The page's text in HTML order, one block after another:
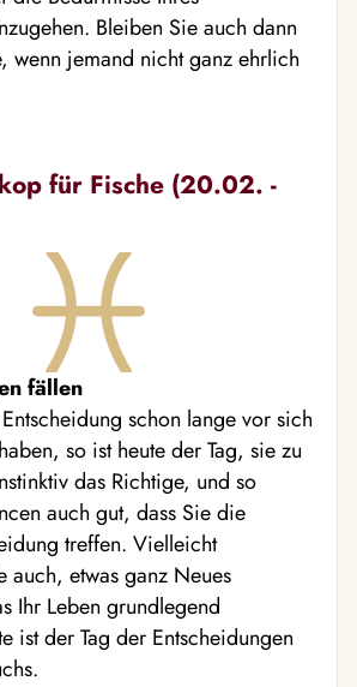
Bleiben Sie auch dann
wenn jemand nicht ganz ehrlich
für Fische (20.02. -
fällen
schon lange vor sich
so ist heute der Tag, sie zu
das Richtige, und so
auch gut, dass Sie die
treffen. Vielleicht
auch, etwas ganz Neues
Ihr Leben grundlegend
ist der Tag der Entscheidungen